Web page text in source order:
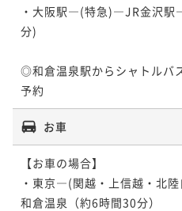
・大阪駅―(特急)―JR金沢駅
分)
◎和倉温泉駅からシャトルバ
お車
【お車の場合】
・東京―(関越・上信越・北
和倉温泉（約6時間30分）